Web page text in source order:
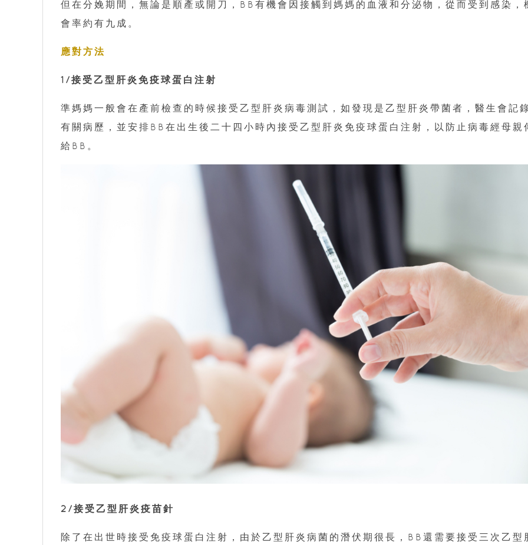
但在分娩期間，無論是順產或開刀，BB有機會因接觸到媽媽的血液和分泌物，從而受到感染，
會率約有九成。
應對方法
1/接受乙型肝炎免疫球蛋白注射
準媽媽一般會在產前檢查的時候接受乙型肝炎病毒測試，如發現是乙型肝炎帶菌者，醫生會記
有關病歷，並安排BB在出生後二十四小時內接受乙型肝炎免疫球蛋白注射，以防止病毒經母親
給BB。
2/接受乙型肝炎疫苗針
除了在出世時接受免疫球蛋白注射，由於乙型肝炎病菌的潛伏期很長，BB還需要接受三次乙型